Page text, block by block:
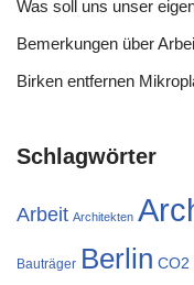
Was soll uns unser
Bemerkungen über
Birken entfernen
Schlagwörter
Arbeit Architekten
Bauträger Berlin CO2